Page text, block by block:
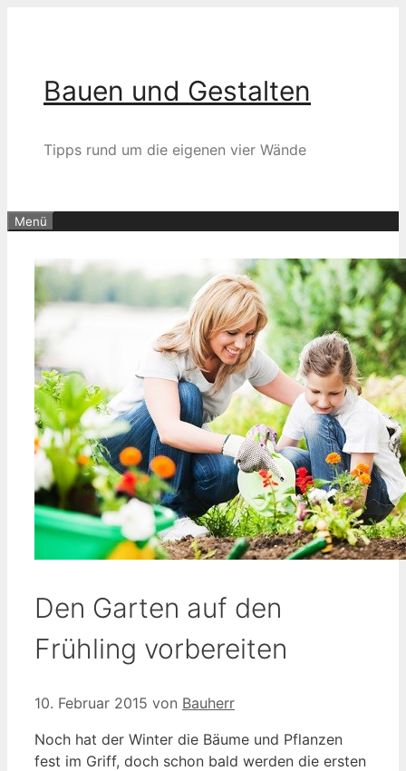
Bauen und Gestalten
Tipps rund um die eigenen vier Wände
Menü
Den Garten auf den
Frühling vorbereiten
10. Februar 2015 von Bauherr
Noch hat der Winter die Bäume und Pflanzen
fest im Griff, doch schon bald werden die ersten